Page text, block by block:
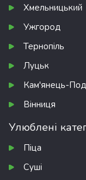
Хмельницький
Ужгород
Тернопіль
Луцьк
Кам'янець-
Вінниця
Улюблені
Піца
Суші